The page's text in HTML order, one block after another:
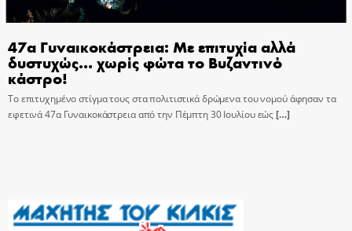
47α Γυναικοκάστρεια: Με επιτυχία αλλά
δυστυχώς… χωρίς φώτα το Βυζαντινό
κάστρο!
Το επιτυχημένο στίγμα τους στα πολιτιστικά δρώμενα του νομού άφησαν τα
εφετινά 47α Γυναικοκάστρεια από την Πέμπτη 30 Ιουλίου εώς[…]